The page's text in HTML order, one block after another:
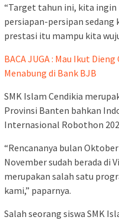
“Target tahun ini, kita
persiapan-persipan
prestasi itu mampu kita
BACA JUGA : Mau Ikut
Menabung di Bank BJB
SMK Islam Cendikia
Provinsi Banten bahkan
Internasional Robothon
“Rencananya bulan
November sudah berada di
merupakan salah satu
kami,” paparnya.
Salah seorang siswa SMK